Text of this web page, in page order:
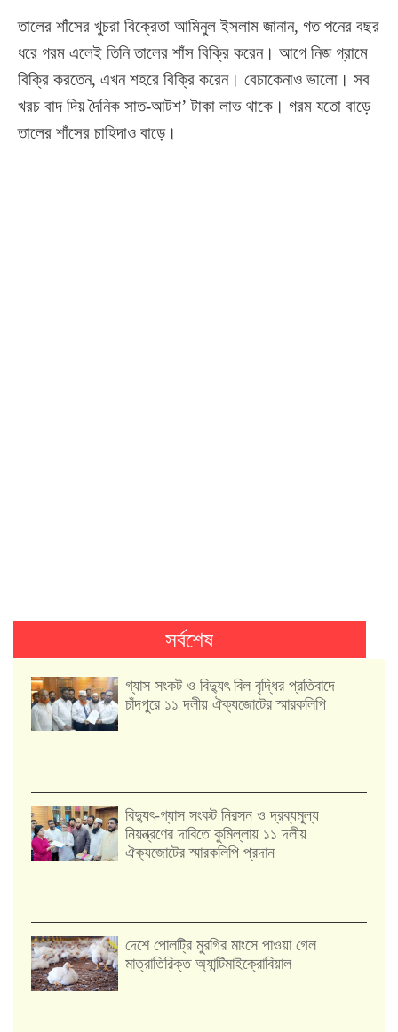
তালের শাঁসের খুচরা বিক্রেতা আমিনুল ইসলাম জানান, গত পনের বছর
ধরে গরম এলেই তিনি তালের শাঁস বিক্রি করেন। আগে নিজ গ্রামে
বিক্রি করতেন, এখন শহরে বিক্রি করেন। বেচাকেনাও ভালো। সব
খরচ বাদ দিয় দৈনিক সাত-আটশ’ টাকা লাভ থাকে। গরম যতো বাড়ে
তালের শাঁসের চাহিদাও বাড়ে।
সর্বশেষ
গ্যাস সংকট ও বিদ্যুৎ বিল বৃদ্ধির প্রতিবাদে
চাঁদপুরে ১১ দলীয় ঐক্যজোটের স্মারকলিপি
‎বিদ্যুৎ-গ্যাস সংকট নিরসন ও দ্রব্যমূল্য
নিয়ন্ত্রণের দাবিতে কুমিল্লায় ১১ দলীয়
ঐক‍্যজোটের স্মারকলিপি প্রদান
দেশে পোলট্রি মুরগির মাংসে পাওয়া গেল
মাত্রাতিরিক্ত অ্যান্টিমাইক্রোবিয়াল